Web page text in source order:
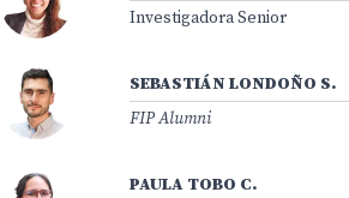
Investigadora Senior
SEBASTIÁN LONDOÑO S.
FIP Alumni
PAULA TOBO C.